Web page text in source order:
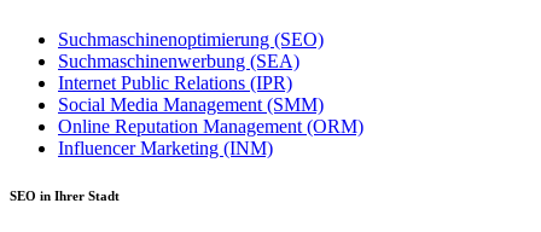
Suchmaschinenoptimierung (SEO)
Suchmaschinenwerbung (SEA)
Internet Public Relations (IPR)
Social Media Management (SMM)
Online Reputation Management (ORM)
Influencer Marketing (INM)
SEO in Ihrer Stadt